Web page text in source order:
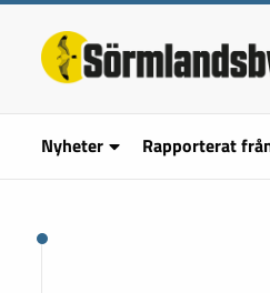
Nyheter Rapporterat